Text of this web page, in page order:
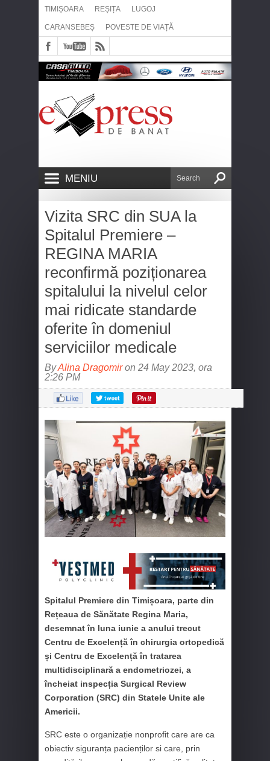
TIMIȘOARA REȘIȚA LUGOJ
CARANSEBEȘ POVESTE DE VIAȚĂ
MENIU
Vizita SRC din SUA la
Spitalul Premiere –
REGINA MARIA
reconfirmă poziționarea
spitalului la nivelul celor
mai ridicate standarde
oferite în domeniul
serviciilor medicale
ByAlina Dragomiron 24 May 2023, ora
2:26 PM
Spitalul Premiere din Timișoara, parte din
Rețeaua de Sănătate Regina Maria,
desemnat în luna iunie a anului trecut
Centru de Excelență în chirurgia ortopedică
și Centru de Excelență în tratarea
multidisciplinară a endometriozei, a
încheiat inspecția Surgical Review
Corporation (SRC) din Statele Unite ale
Americii.
SRC este o organizație nonprofit care are ca
obiectiv siguranța pacienților si care, prin